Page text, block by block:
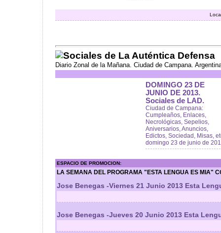
Sociales de La Auténtica Defensa
Diario Zonal de la Mañana. Ciudad de Campana.
DOMINGO 23 DE
JUNIO DE 2013.
Sociales de LAD.
Ciudad de Campana:
Cumpleaños, Enlaces,
Necrológicas, Sepelios,
Aniversarios, Anuncios,
Edictos, Sociedad, Misas,
domingo 23 de junio de
ESPACIO DE PROMOCION:
LA SEMANA DEL PROGRAMA "ESTA LENGUA ES MIA"
Jose Benegas -Viernes 21 Junio 2013 Esta
Jose Benegas -Jueves 20 Junio 2013 Esta